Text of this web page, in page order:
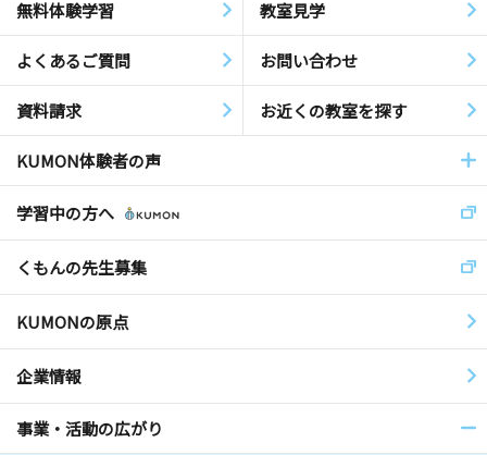
無料体験学習 教室見学
よくあるご質問 お問い合わせ
資料請求 お近くの教室を探す
KUMON体験者の声
学習中の方へ
くもんの先生募集
KUMONの原点
企業情報
事業・活動の広がり